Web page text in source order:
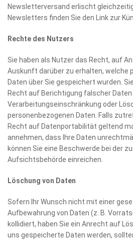
Newsletterversand erlischt
Newsletters finden Sie den Link zur
Rechte des Nutzers
Sie haben als Nutzer das Recht, auf
Auskunft darüber zu erhalten, welche
Daten über Sie gespeichert wurden.
Recht auf Berichtigung falscher Daten
Verarbeitungseinschränkung oder
personenbezogenen Daten. Falls
Recht auf Datenportabilität geltend
annehmen, dass Ihre Daten
können Sie eine Beschwerde bei der
Aufsichtsbehörde einreichen.
Löschung von Daten
Sofern Ihr Wunsch nicht mit einer
Aufbewahrung von Daten (z. B.
kollidiert, haben Sie ein Anrecht auf
uns gespeicherte Daten werden,